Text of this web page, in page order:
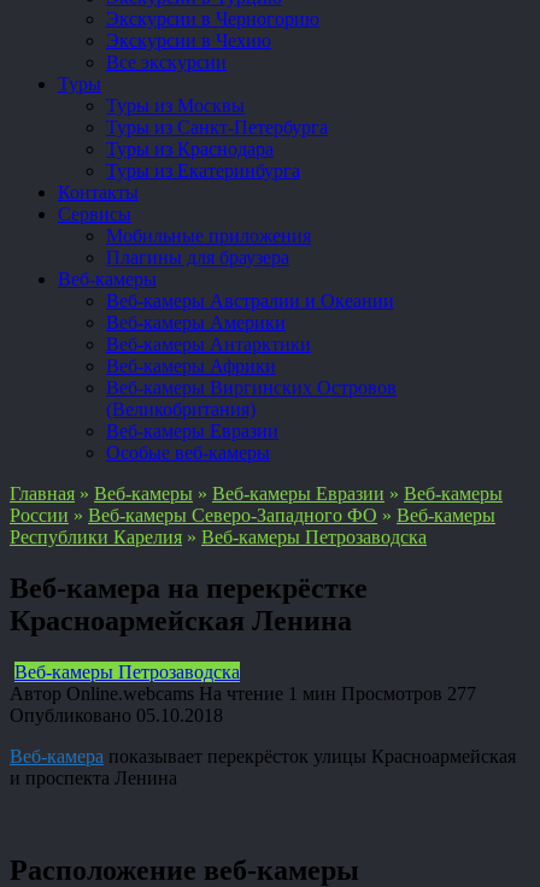
Экскурсии в Черногорию
Экскурсии в Чехию
Все экскурсии
Туры
Туры из Москвы
Туры из Санкт-Петербурга
Туры из Краснодара
Туры из Екатеринбурга
Контакты
Сервисы
Мобильные приложения
Плагины для браузера
Веб-камеры
Веб-камеры Австралии и Океании
Веб-камеры Америки
Веб-камеры Антарктики
Веб-камеры Африки
Веб-камеры Виргинских Островов
(Великобритания)
Веб-камеры Евразии
Особые веб-камеры
Главная » Веб-камеры » Веб-камеры Евразии » Веб-камеры
России » Веб-камеры Северо-Западного ФО » Веб-камеры
Республики Карелия » Веб-камеры Петрозаводска
Веб-камера на перекрёстке
Красноармейская Ленина
Веб-камеры Петрозаводска
Автор Online.webcams На чтение 1 мин Просмотров 277
Опубликовано 05.10.2018
Веб-камера показывает перекрёсток улицы Красноармейская
и проспекта Ленина
Расположение веб-камеры